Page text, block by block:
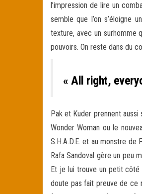
l’impression de lire un
semble que l’on s’éloigne
texture, avec un surhomme
pouvoirs. On reste dans du
« All right,
Pak et Kuder prennent
Wonder Woman ou le
S.H.A.D.E. et au monstre
Rafa Sandoval gère un peu
Et je lui trouve un petit côté
doute pas fait preuve de ce